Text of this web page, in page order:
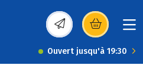
(s’ouvre dans une
Ouvert jusqu'à 19:30